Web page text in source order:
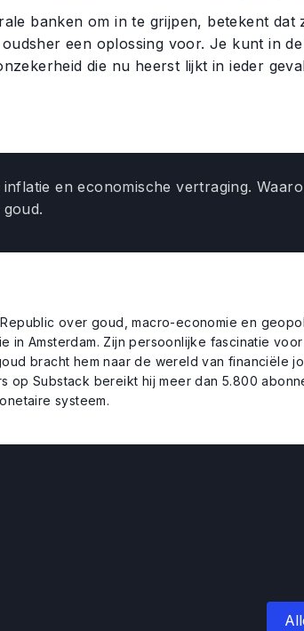
banken om in te grijpen, betekent dat
een oplossing voor. Je kunt in
die nu heerst lijkt in ieder
en economische vertraging.
over goud, macro-economie en
in Amsterdam. Zijn persoonlijke fascinatie
bracht hem naar de wereld van financiële
op Substack bereikt hij meer dan 5.800
systeem.